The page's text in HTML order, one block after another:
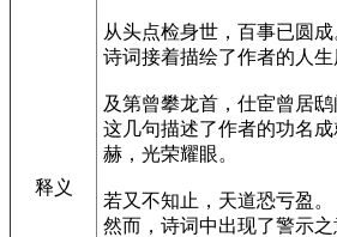
释义
从头点检身世，百事已圆成
诗词接着描绘了作者的人
及第曾攀龙首，仕宦曾居鸱
这几句描述了作者的功名
赫，光荣耀眼。
若又不知止，天道恐亏盈。
然而，诗词中出现了警示